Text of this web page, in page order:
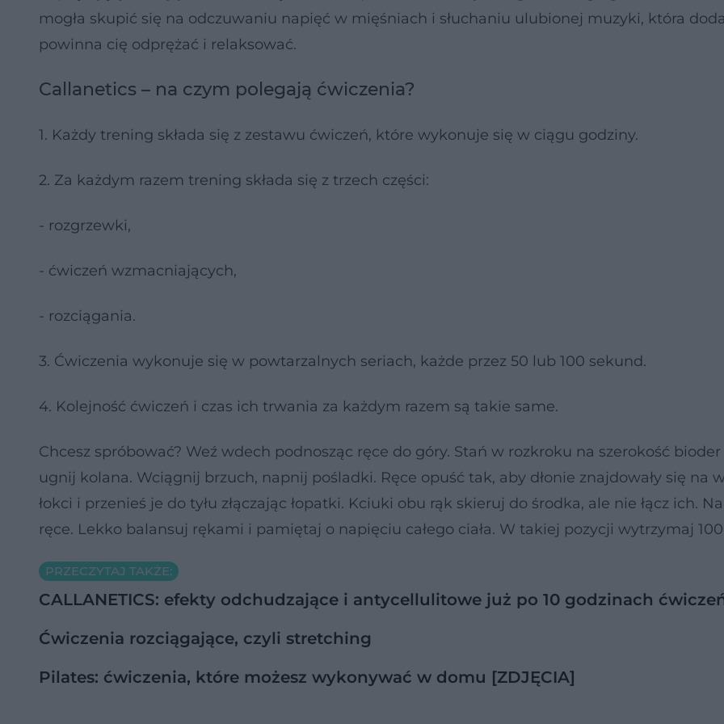
mogła skupić się na odczuwaniu napięć w mięśniach i słuchaniu ulubionej muzyki, która
powinna cię odprężać i relaksować.
Callanetics – na czym polegają ćwiczenia?
1. Każdy trening składa się z zestawu ćwiczeń, które wykonuje się w ciągu godziny.
2. Za każdym razem trening składa się z trzech części:
- rozgrzewki,
- ćwiczeń wzmacniających,
- rozciągania.
3. Ćwiczenia wykonuje się w powtarzalnych seriach, każde przez 50 lub 100 sekund.
4. Kolejność ćwiczeń i czas ich trwania za każdym razem są takie same.
Chcesz spróbować? Weź wdech podnosząc ręce do góry. Stań w rozkroku na szerokość
ugnij kolana. Wciągnij brzuch, napnij pośladki. Ręce opuść tak, aby dłonie znajdowały się na
łokci i przenieś je do tyłu złączając łopatki. Kciuki obu rąk skieruj do środka, ale nie łącz ich.
ręce. Lekko balansuj rękami i pamiętaj o napięciu całego ciała. W takiej pozycji wytrzymaj
PRZECZYTAJ TAKŻE:
CALLANETICS: efekty odchudzające i antycellulitowe już po 10 godzinach
Ćwiczenia rozciągające, czyli stretching
Pilates: ćwiczenia, które możesz wykonywać w domu [ZDJĘCIA]